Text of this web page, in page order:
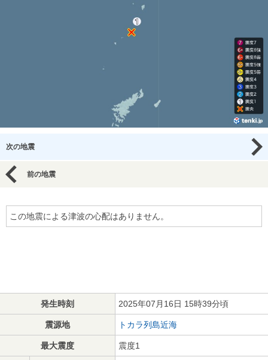
次の地震
前の地震
この地震による津波の心配はありません。
発生時刻 2025年07月16日 15時39分頃
震源地 トカラ列島近海
最大震度 震度1